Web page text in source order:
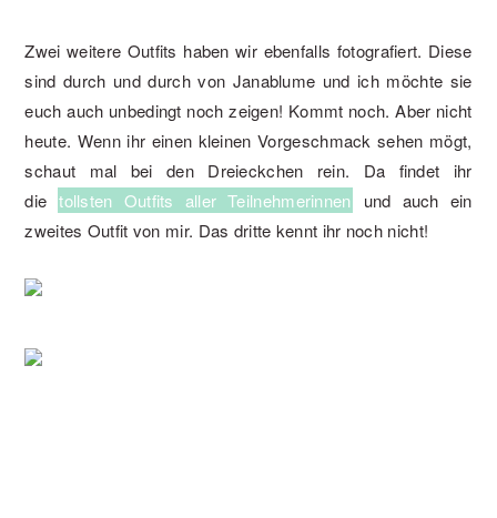
Zwei weitere Outfits haben wir ebenfalls fotografiert. Diese
sind durch und durch von Janablume und ich möchte sie
euch auch unbedingt noch zeigen! Kommt noch. Aber nicht
heute. Wenn ihr einen kleinen Vorgeschmack sehen mögt,
schaut mal bei den Dreieckchen rein. Da findet ihr
die tollsten Outfits aller Teilnehmerinnen und auch ein
zweites Outfit von mir. Das dritte kennt ihr noch nicht!